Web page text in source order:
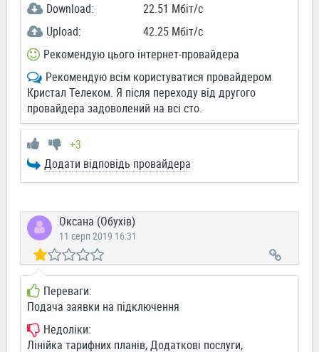
Download:
22.51 Мбіт/c
Upload:
42.25 Мбіт/c
Рекомендую цього інтернет-провайдера
Рекомендую всім користуватися провайдером
Кристал Телеком. Я після переходу від другого
провайдера задоволений на всі сто.
+3
Додати відповідь провайдера
Оксана (Обухів)
11 серп 2019 16:31
Переваги:
Подача заявки на підключення
Недоліки:
Лінійка тарифних планів, Додаткові послуги,